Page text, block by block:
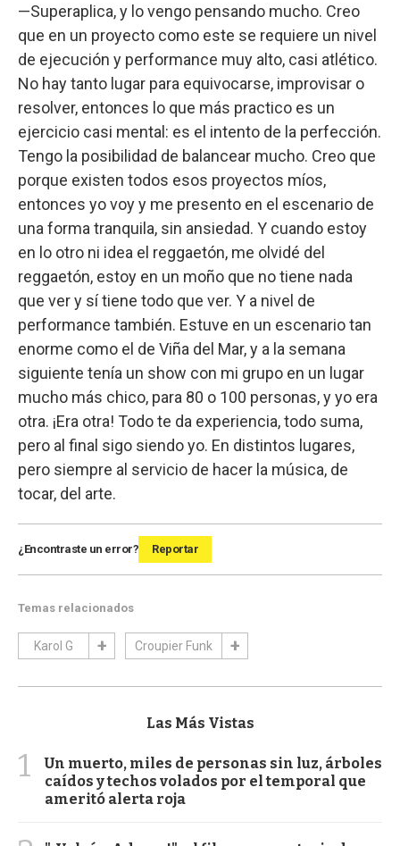
—Superaplica, y lo vengo pensando mucho. Creo
que en un proyecto como este se requiere un nivel
de ejecución y performance muy alto, casi atlético.
No hay tanto lugar para equivocarse, improvisar o
resolver, entonces lo que más practico es un
ejercicio casi mental: es el intento de la perfección.
Tengo la posibilidad de balancear mucho. Creo que
porque existen todos esos proyectos míos,
entonces yo voy y me presento en el escenario de
una forma tranquila, sin ansiedad. Y cuando estoy
en lo otro ni idea el reggaetón, me olvidé del
reggaetón, estoy en un moño que no tiene nada
que ver y sí tiene todo que ver. Y a nivel de
performance también. Estuve en un escenario tan
enorme como el de Viña del Mar, y a la semana
siguiente tenía un show con mi grupo en un lugar
mucho más chico, para 80 o 100 personas, y yo era
otra. ¡Era otra! Todo te da experiencia, todo suma,
pero al final sigo siendo yo. En distintos lugares,
pero siempre al servicio de hacer la música, de
tocar, del arte.
¿Encontraste un error? Reportar
Temas relacionados
Karol G Croupier Funk
Las Más Vistas
1
Un muerto, miles de personas sin luz, árboles
caídos y techos volados por el temporal que
ameritó alerta roja